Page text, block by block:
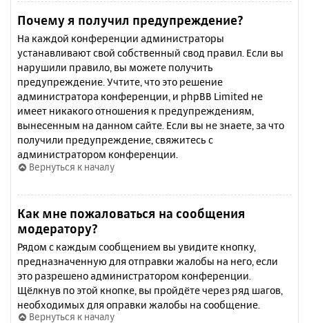
Почему я получил предупреждение?
На каждой конференции администраторы
устанавливают свой собственный свод правил. Если вы
нарушили правило, вы можете получить
предупреждение. Учтите, что это решение
администратора конференции, и phpBB Limited не
имеет никакого отношения к предупреждениям,
вынесенным на данном сайте. Если вы не знаете, за что
получили предупреждение, свяжитесь с
администратором конференции.
Вернуться к началу
Как мне пожаловаться на сообщения
модератору?
Рядом с каждым сообщением вы увидите кнопку,
предназначенную для отправки жалобы на него, если
это разрешено администратором конференции.
Щёлкнув по этой кнопке, вы пройдёте через ряд шагов,
необходимых для оправки жалобы на сообщение.
Вернуться к началу